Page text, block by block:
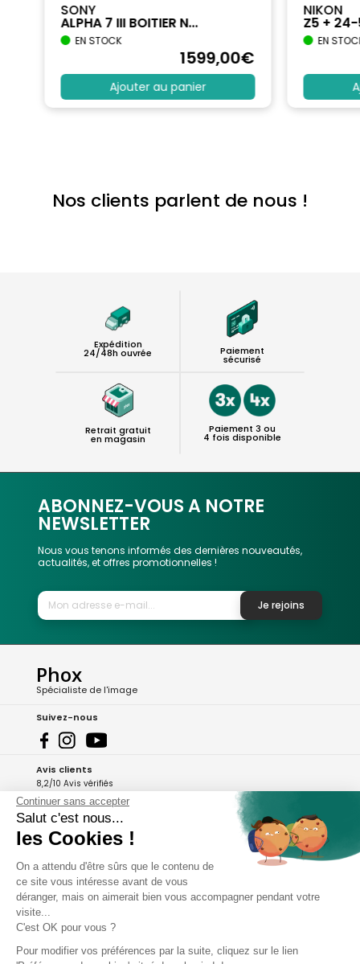
SONY
ALPHA 7 III BOITIER N...
EN STOCK
1599,00€
Ajouter au panier
NIKON
Z5 +
EN
Nos clients parlent de nous !
Expédition
24/48h ouvrée Paiement
sécurisé
Retrait gratuit
en magasin
Paiement 3 ou
4 fois disponible
ABONNEZ-VOUS A NOTRE
NEWSLETTER
Nous vous tenons informés des dernières nouveautés,
actualités, et offres promotionnelles !
Je rejoins
Phox
Spécialiste de l'image
Suivez-nous
Avis clients
8,2/10 Avis vérifiés
L'Appli Phox
A propos de Phox
Services et garanties
Continuer sans accepter
Salut c'est nous...
les Cookies !
On a attendu d'être sûrs que le contenu de
ce site vous intéresse avant de vous
déranger, mais on aimerait bien vous accompagner pendant votre
visite...
C'est OK pour vous ?
Pour modifier vos préférences par la suite, cliquez sur le lien